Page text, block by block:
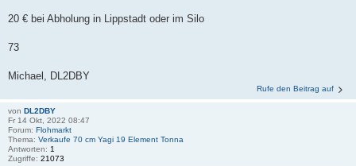
20 € bei Abholung in Lippstadt oder im Silo
73
Michael, DL2DBY
Rufe den Beitrag auf
von DL2DBY
Fr 14 Okt, 2022 08:47
Forum: Flohmarkt
Thema: Verkaufe 70 cm Yagi 19 Element Tonna
Antworten: 1
Zugriffe: 21073